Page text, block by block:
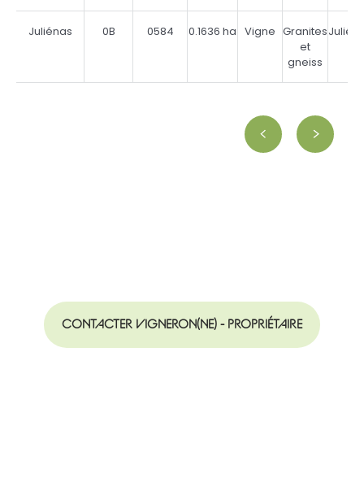
Juliénas 0B 0584 0.1636 ha Vigne Granites
et
gneiss
CONTACTER VIGNERON(NE) - PROPRIÉTAIRE